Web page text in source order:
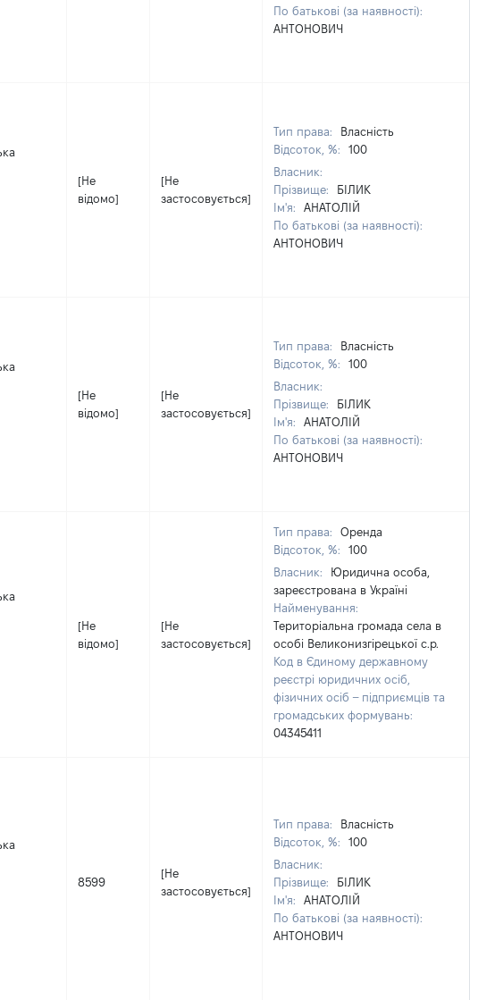
По батькові (за наявності):
АНТОНОВИЧ
[Не
відомо]
[Не
застосовується]
Тип права:
Власність
Відсоток, %:
100
Власник:
Прізвище:
БІЛИК
Ім'я:
АНАТОЛІЙ
По батькові (за наявності):
АНТОНОВИЧ
[Не
відомо]
[Не
застосовується]
Тип права:
Власність
Відсоток, %:
100
Власник:
Прізвище:
БІЛИК
Ім'я:
АНАТОЛІЙ
По батькові (за наявності):
АНТОНОВИЧ
[Не
відомо]
[Не
застосовується]
Тип права:
Оренда
Відсоток, %:
100
Власник:
Юридична особа,
зареєстрована в Україні
Найменування:
Територіальна громада села в
особі Великонизгірецької с.р.
Код в Єдиному державному
реєстрі юридичних осіб,
фізичних осіб – підприємців та
громадських формувань:
04345411
8599
[Не
застосовується]
Тип права:
Власність
Відсоток, %:
100
Власник:
Прізвище:
БІЛИК
Ім'я:
АНАТОЛІЙ
По батькові (за наявності):
АНТОНОВИЧ